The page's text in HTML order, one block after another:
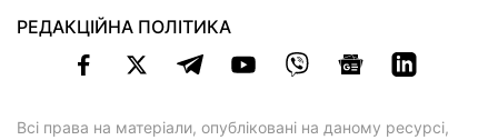
РЕДАКЦІЙНА ПОЛІТИКА
Всі права на матеріали, опубліковані на даному ресурсі,